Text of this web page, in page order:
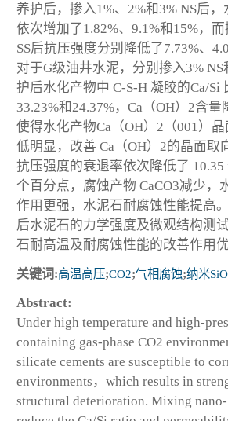
养护后，掺入1%、2%和3% NS后
依次增加了1.82%、9.1%和15%，
SS后抗压强度分别降低了7.73%、
对于G级油井水泥，分别掺入3% NS
护后水化产物中 C-S-H 凝胶的Ca/Si
33.23%和24.37%，Ca（OH） 2含量
使得水化产物Ca（OH） 2 （001）
低明显，改善 Ca（OH） 2的晶面取
抗压强度的衰退率依次降低了 10.35
个百分点，腐蚀产物 CaCO3减少，
作用更强，水泥石耐腐蚀性能提高
后水泥石的力学强度及微观结构测
石耐高温及耐腐蚀性能的改善作用优
关键词:高温高压;CO2;气相腐蚀;纳米SiO
Abstract:
Under high temperature and high-
containing gas-phase CO2
silicate cements are susceptible to
environments，which results in
structural deterioration. Mixing